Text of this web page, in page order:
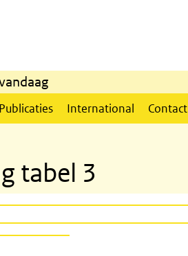
Publicaties International Contact
tabel 3